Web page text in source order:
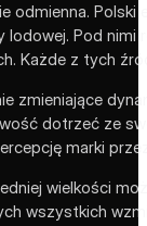
Polski
lodowej. Pod
Każde z tych
zmieniające
dotrzeć ze
marki
wielkości
wszystkich